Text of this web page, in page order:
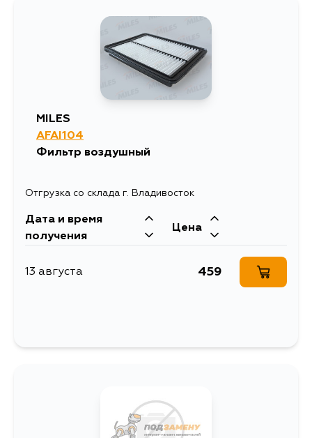
MILES
AFAI104
Фильтр воздушный
Отгрузка со склада г. Владивосток
Дата и время
получения
Цена
13 августа 459